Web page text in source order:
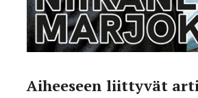
Aiheeseen liittyvät